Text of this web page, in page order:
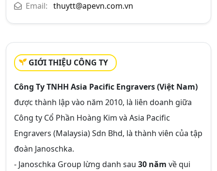
Email: thuytt@apevn.com.vn
GIỚI THIỆU CÔNG TY
Công Ty TNHH Asia Pacific Engravers (Việt Nam)
được thành lập vào năm 2010, là liên doanh giữa
Công ty Cổ Phần Hoàng Kim và Asia Pacific
Engravers (Malaysia) Sdn Bhd, là thành viên của tập
đoàn Janoschka.
- Janoschka Group lừng danh sau 30 năm về qui